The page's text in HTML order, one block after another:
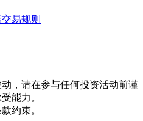
交易规则
，请在参与任何投资活动前谨
能力。
约束。